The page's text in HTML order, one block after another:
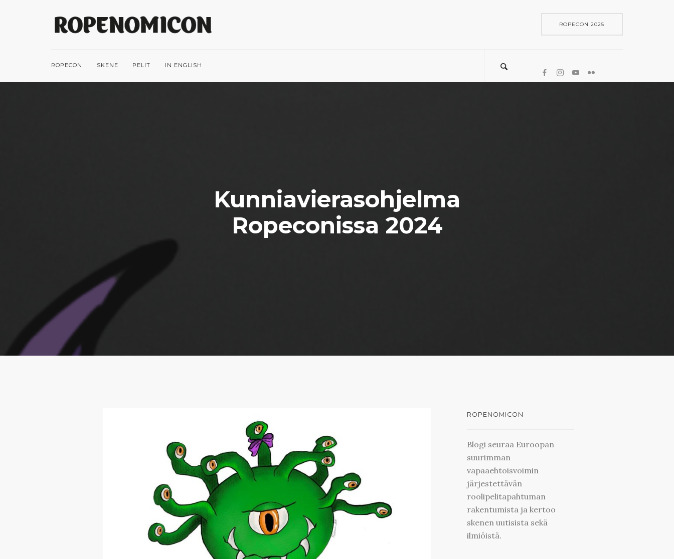
ROPECON 2025
ROPECON SKENE PELIT IN ENGLISH
Kunniavierasohjelma
Ropeconissa 2024
ROPENOMICON
Blogi seuraa Euroopan
suurimman
vapaaehtoisvoimin
järjestettävän
roolipelitapahtuman
rakentumista ja kertoo
skenen uutisista sekä
ilmiöistä.